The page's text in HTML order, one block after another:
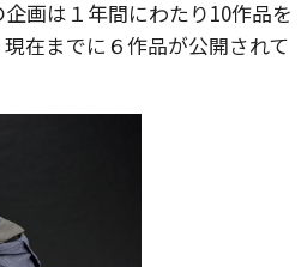
画は１年間にわたり10作品を
在までに６作品が公開されて